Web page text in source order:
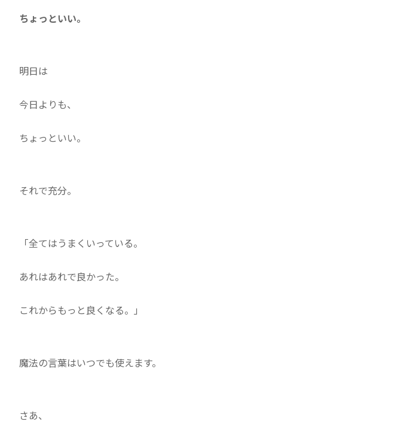
ちょっといい。
明日は
今日よりも、
ちょっといい。
それで充分。
「全てはうまくいっている。
あれはあれで良かった。
これからもっと良くなる。」
魔法の言葉はいつでも使えます。
さあ、